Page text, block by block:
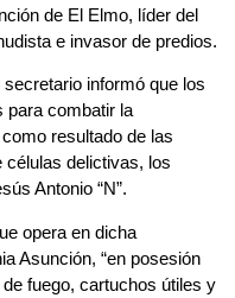
de El Elmo, líder del
e invasor de predios.
informó que los
para combatir la
resultado de las
células delictivas, los
Antonio “N”.
opera en dicha
Asunción, “en posesión
fuego, cartuchos útiles y